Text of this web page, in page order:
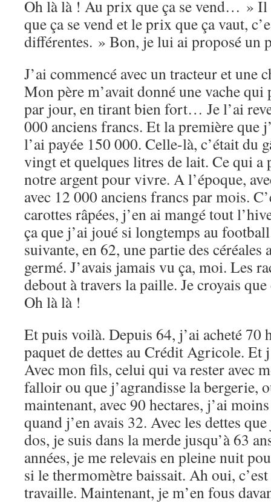
Oh là là ! Au prix que ça se vend… »
que ça se vend et le prix que ça vaut,
différentes. » Bon, je lui ai proposé un
J’ai commencé avec un tracteur et une
Mon père m’avait donné une vache
par jour, en tirant bien fort… Je l’ai
000 anciens francs. Et la première que
l’ai payée 150 000. Celle-là, c’était du
vingt et quelques litres de lait. Ce qui a
notre argent pour vivre. A l’époque,
avec 12 000 anciens francs par mois.
carottes râpées, j’en ai mangé tout
ça que j’ai joué si longtemps au
suivante, en 62, une partie des céréales
germé. J’avais jamais vu ça, moi. Les
debout à travers la paille. Je croyais que
Oh là là !
Et puis voilà. Depuis 64, j’ai acheté 70
paquet de dettes au Crédit Agricole. Et
Avec mon fils, celui qui va rester avec
falloir ou que j’agrandisse la bergerie,
maintenant, avec 90 hectares, j’ai
quand j’en avais 32. Avec les dettes
dos, je suis dans la merde jusqu’à 63
années, je me relevais en pleine nuit
si le thermomètre baissait. Ah oui,
travaille. Maintenant, je m’en fous